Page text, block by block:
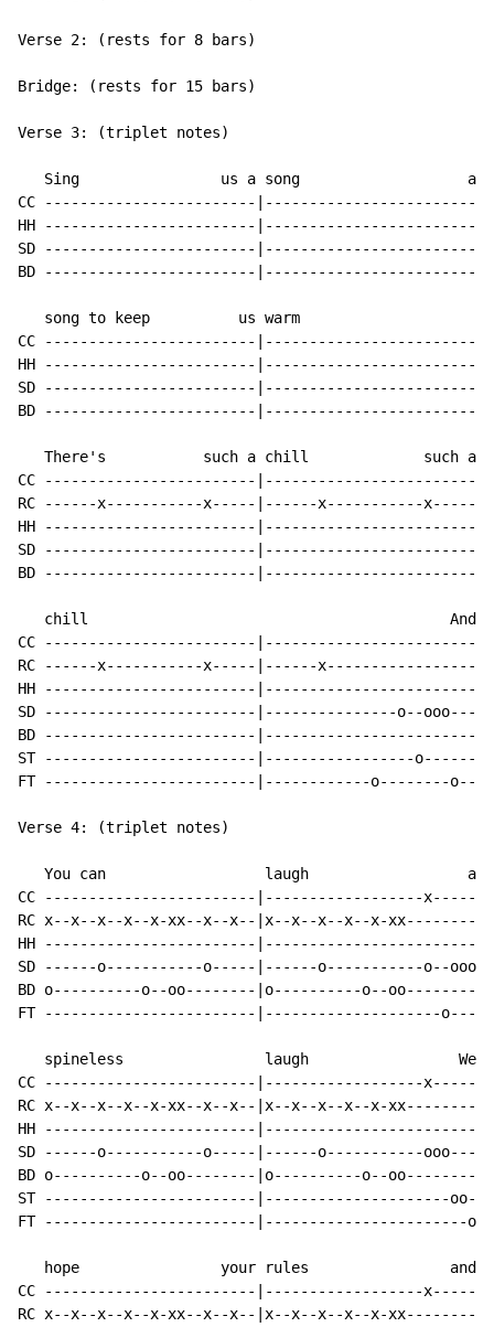
Verse 2: (rests for 8 bars)
Bridge: (rests for 15 bars)
Verse 3: (triplet notes)
   Sing                us a song                   a
CC ------------------------|------------------------|
HH ------------------------|------------------------|
SD ------------------------|------------------------|
BD ------------------------|------------------------|
   song to keep          us warm
CC ------------------------|------------------------|
HH ------------------------|------------------------|
SD ------------------------|------------------------|
BD ------------------------|------------------------|
   There's           such a chill             such a
CC ------------------------|------------------------|
RC ------x-----------x-----|------x-----------x-----|
HH ------------------------|------------------------|
SD ------------------------|------------------------|
BD ------------------------|------------------------|
   chill                                         And
CC ------------------------|------------------------|
RC ------x-----------x-----|------x-----------------|
HH ------------------------|------------------------|
SD ------------------------|---------------o--ooo---|
BD ------------------------|------------------------|
ST ------------------------|-----------------o------|
FT ------------------------|------------o--------o--|
Verse 4: (triplet notes)
   You can                  laugh                  a
CC ------------------------|------------------x-----|
RC x--x--x--x--x-xx--x--x--|x--x--x--x--x-xx--------|
HH ------------------------|------------------------|
SD ------o-----------o-----|------o-----------o--ooo|
BD o----------o--oo--------|o----------o--oo--------|
FT ------------------------|--------------------o---|
   spineless                laugh                 We
CC ------------------------|------------------x-----|
RC x--x--x--x--x-xx--x--x--|x--x--x--x--x-xx--------|
HH ------------------------|------------------------|
SD ------o-----------o-----|------o-----------ooo---|
BD o----------o--oo--------|o----------o--oo--------|
ST ------------------------|---------------------oo-|
FT ------------------------|-----------------------o|
   hope                your rules                and
CC ------------------------|------------------x-----|
RC x--x--x--x--x-xx--x--x--|x--x--x--x--x-xx--------|